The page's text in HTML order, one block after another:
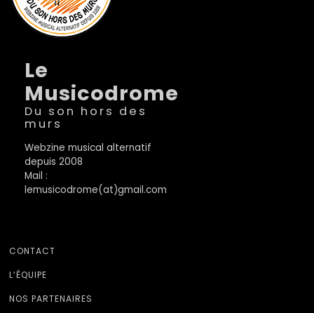
Le
Musicodrome
Du son hors des
murs
Webzine musical alternatif
depuis 2008
Mail :
lemusicodrome(at)gmail.com
CONTACT
L’ÉQUIPE
NOS PARTENAIRES